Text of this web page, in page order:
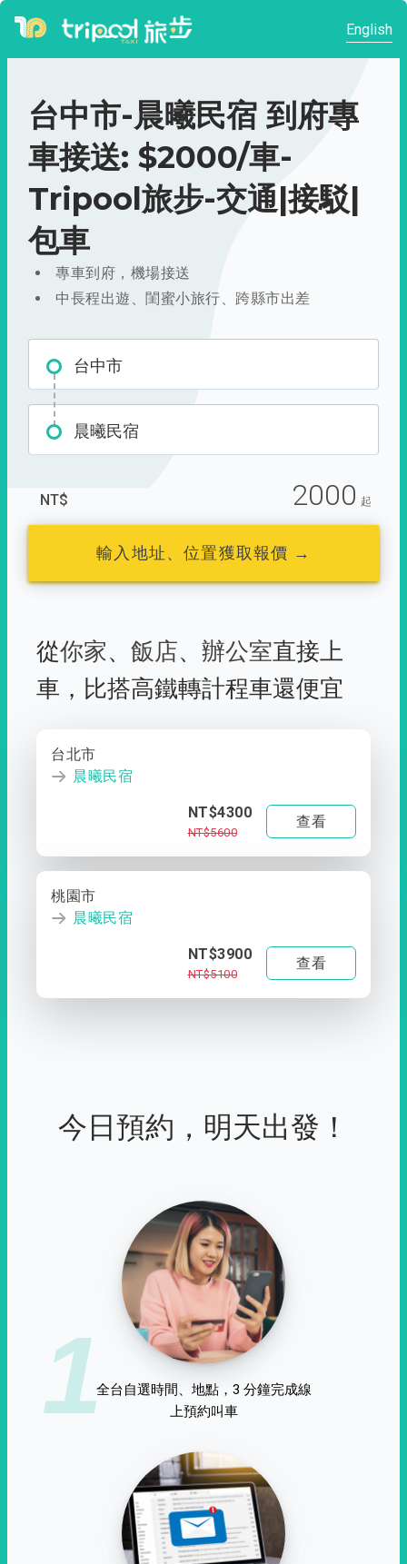
English
台中市-晨曦民宿 到府專
車接送: $2000/車-
Tripool旅步-交通|接駁|
包車
專車到府，機場接送
中長程出遊、閨蜜小旅行、跨縣市出差
台中市
晨曦民宿
NT$ 2000 起
輸入地址、位置獲取報價 →
從你家、 飯店、 辦公室直接上
車， 比搭高鐵轉計程車還便宜
台北市
晨曦民宿
NT$4300
NT$5600
查看
桃園市
晨曦民宿
NT$3900
NT$5100
查看
今日預約，明天出發！
1全台自選時間、地點，3 分鐘完成線
上預約叫車